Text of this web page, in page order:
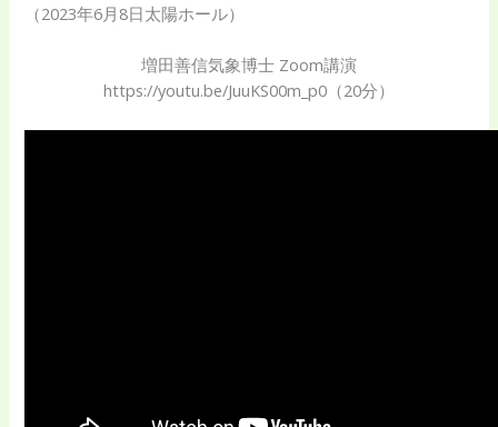
（2023年6月8日太陽ホール）
増田善信気象博士 Zoom講演
https://youtu.be/JuuKS00m_p0（20分）